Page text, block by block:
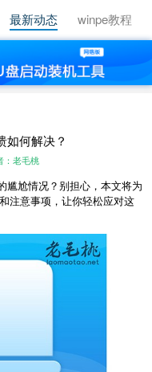
最新动态 winpe教程
如何解决？
：老毛桃
尴尬情况？别担心，本文将为
注意事项，让你轻松应对这